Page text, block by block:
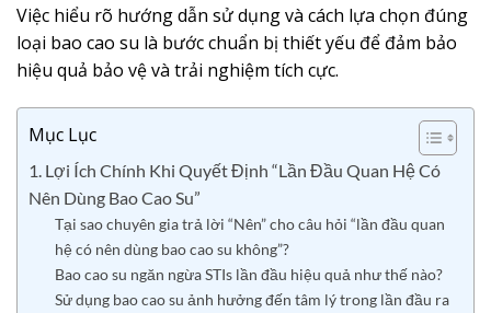
Việc hiểu rõ hướng dẫn sử dụng và cách lựa chọn đúng
loại bao cao su là bước chuẩn bị thiết yếu để đảm bảo
hiệu quả bảo vệ và trải nghiệm tích cực.
Mục Lục
1. Lợi Ích Chính Khi Quyết Định “Lần Đầu Quan Hệ Có
Nên Dùng Bao Cao Su”
Tại sao chuyên gia trả lời “Nên” cho câu hỏi “lần đầu quan
hệ có nên dùng bao cao su không”?
Bao cao su ngăn ngừa STIs lần đầu hiệu quả như thế nào?
Sử dụng bao cao su ảnh hưởng đến tâm lý trong lần đầu ra